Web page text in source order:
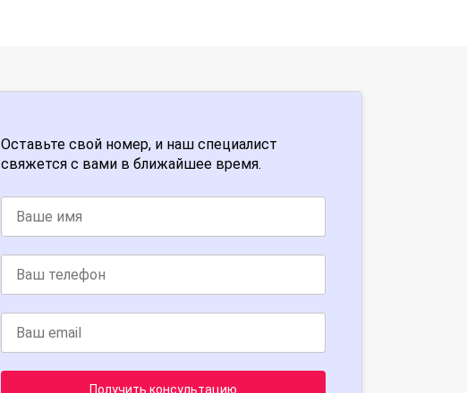
Оставьте свой номер, и наш специалист
свяжется с вами в ближайшее время.
Получить консультацию